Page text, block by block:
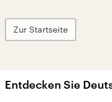
Zur Startseite
Entdecken Sie